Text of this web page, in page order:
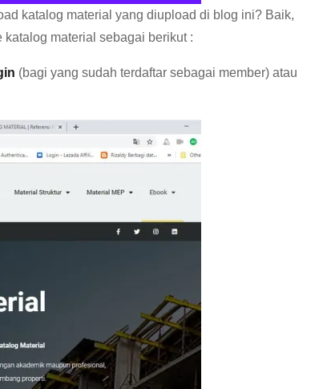
katalog material yang diupload di blog ini? Baik,
material sebagai berikut :
(bagi yang sudah terdaftar sebagai member) atau